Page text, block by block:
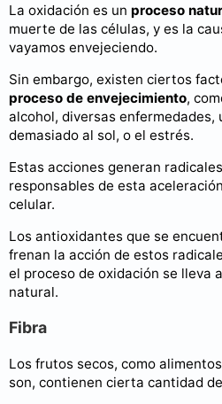
La oxidación es un proceso
muerte de las células, y es la
vayamos envejeciendo.
Sin embargo, existen ciertos
proceso de envejecimiento,
alcohol, diversas enfermedades,
demasiado al sol, o el estrés.
Estas acciones generan
responsables de esta
celular.
Los antioxidantes que se
frenan la acción de estos
el proceso de oxidación se lleva
natural.
Fibra
Los frutos secos, como
son, contienen cierta cantidad